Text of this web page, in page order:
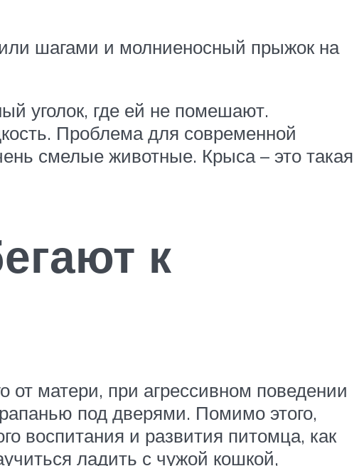
шагами и молниеносный прыжок на
уголок, где ей не помешают.
Проблема для современной
смелые животные. Крыса – это такая
к
от матери, при агрессивном поведении
под дверями. Помимо этого,
воспитания и развития питомца, как
ладить с чужой кошкой,